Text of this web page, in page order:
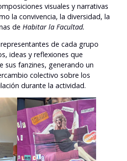
visuales y narrativas
la convivencia, la diversidad, la
de Habitar la Facultad.
de cada grupo
ideas y reflexiones que
sus fanzines, generando un
colectivo sobre los
durante la actividad.